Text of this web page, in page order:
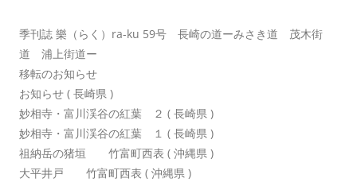
季刊誌 樂（らく）ra-ku 59号 長崎の道ーみさき道 茂木街
道 浦上街道ー
移転のお知らせ
お知らせ ( 長崎県 )
妙相寺・富川渓谷の紅葉 ２ ( 長崎県 )
妙相寺・富川渓谷の紅葉 １ ( 長崎県 )
祖納岳の猪垣 竹富町西表 ( 沖縄県 )
大平井戸 竹富町西表 ( 沖縄県 )